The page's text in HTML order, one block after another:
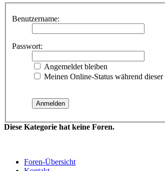
Benutzername:
Passwort:
Angemeldet bleiben
Meinen Online-Status während
Diese Kategorie hat keine Foren.
Foren-Übersicht